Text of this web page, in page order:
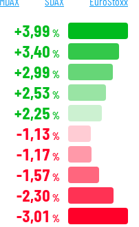
+3,99 %
+3,40 %
+2,99 %
+2,53 %
+2,25 %
-1,13 %
-1,17 %
-1,57 %
-2,30 %
-3,01 %